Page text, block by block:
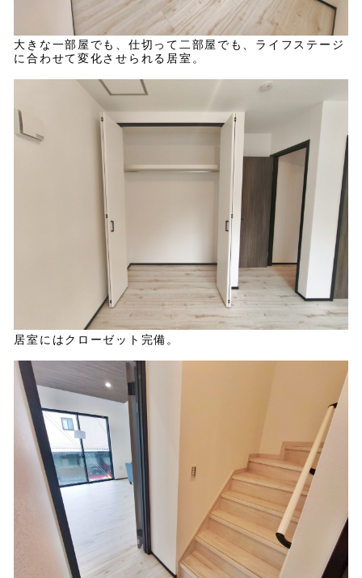
大きな一部屋でも、仕切って二部屋でも、ライフステージ
に合わせて変化させられる居室。
居室にはクローゼット完備。